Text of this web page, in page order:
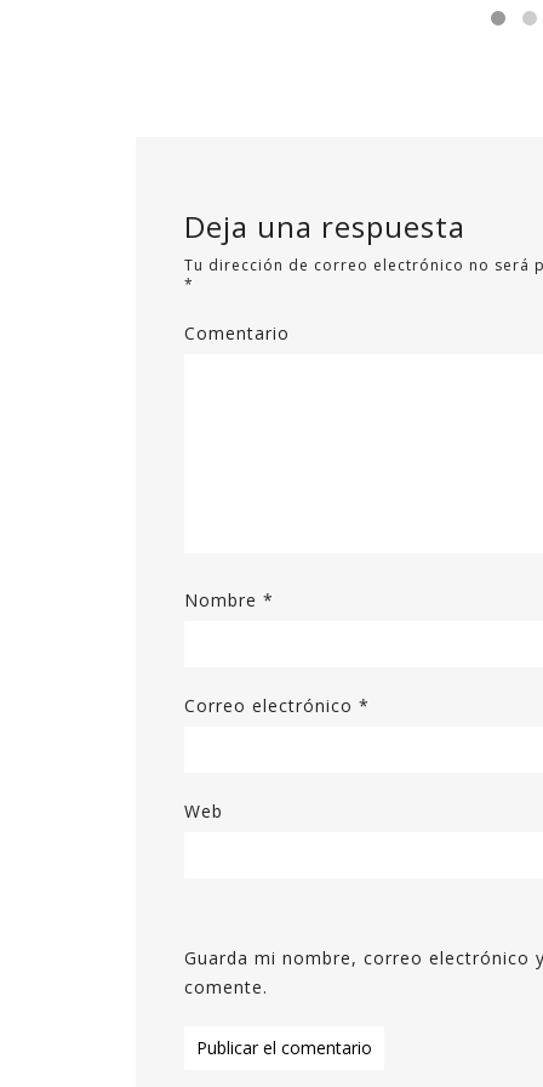
Deja una respuesta
Tu dirección de correo electrónico no será
*
Comentario
Nombre *
Correo electrónico *
Web
Guarda mi nombre, correo electrónico
comente.